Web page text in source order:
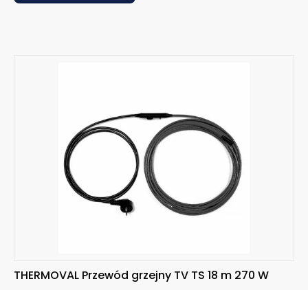
THERMOVAL Przewód grzejny TV TS 18 m 270 W